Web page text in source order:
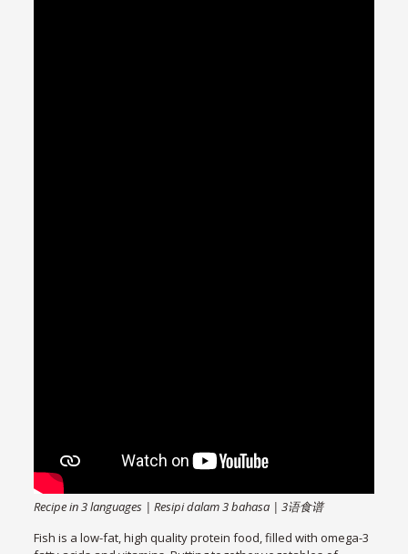
Recipe in 3 languages | Resipi dalam 3 bahasa | 3语食谱
Fish is a low-fat, high quality protein food, filled with omega-3